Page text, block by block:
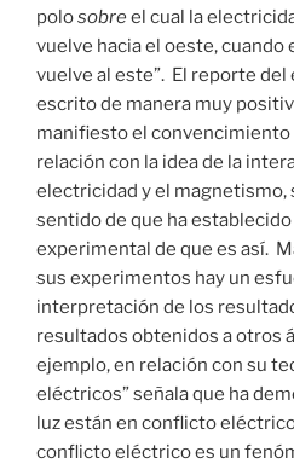
polosobreel cual la
vuelve hacia el oeste, cuando
vuelve al este”. El reporte
escrito de manera muy
manifiesto el convencimiento
relación con la idea de la
electricidad y el magnetismo,
sentido de que ha
experimental de que es así.
sus experimentos hay un
interpretación de los
resultados obtenidos a otros
ejemplo, en relación con su
eléctricos” señala que ha
luz están en conflicto
conflicto eléctrico es un